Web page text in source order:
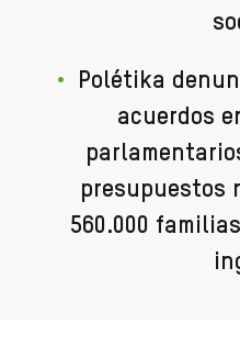
Polétika
acuerdos
presupuestos
560.000